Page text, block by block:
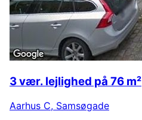
3 vær. lejlighed på 76 m²
Aarhus C, Samsøgade